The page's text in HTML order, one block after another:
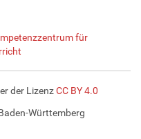
für
der LizenzCC BY 4.0
Württemberg